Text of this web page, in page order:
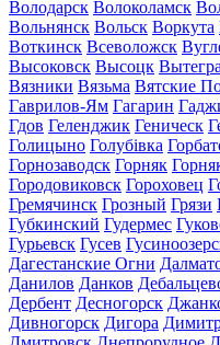
Володарск Волоколамск
Вольнянск Вольск Воркута
Воткинск Всеволожск
Высоковск Высоцк Вытегра
Вязники Вязьма Вятские
Гаврилов-Ям Гагарин
Гдов Геленджик Геническ
Голицыно Голубівка
Горнозаводск Горняк
Городовиковск Гороховец
Гремячинск Грозный Грязи
Губкинский Гудермес
Гурьевск Гусев
Дагестанские Огни
Данилов Данков
Дербент Десногорск
Дивногорск Дигора